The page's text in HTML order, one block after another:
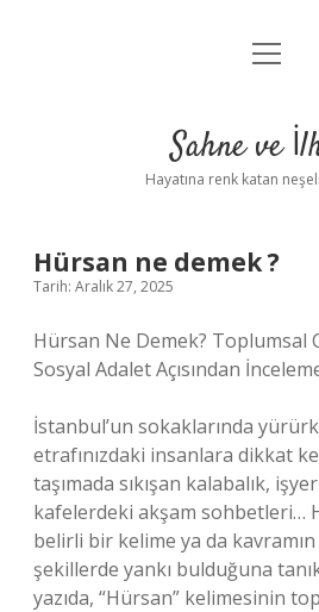
Anasayfa
Yasal Uyarı
menüyü
Sahne ve
Hayatına renk katan
Hürsan ne demek ?
Tarih: Aralık 27, 2025
Hürsan Ne Demek? Toplumsal
Sosyal Adalet Açısından
İstanbul’un sokaklarında
etrafınızdaki insanlara dikkat
taşımada sıkışan kalabalık,
kafelerdeki akşam sohbetleri…
belirli bir kelime ya da kavramın
şekillerde yankı bulduğuna
yazıda, “Hürsan” kelimesinin